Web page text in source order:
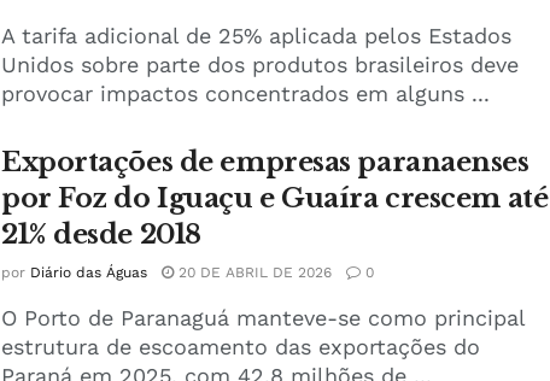
A tarifa adicional de 25% aplicada pelos Estados
Unidos sobre parte dos produtos brasileiros deve
provocar impactos concentrados em alguns ...
Exportações de empresas paranaenses
por Foz do Iguaçu e Guaíra crescem até
21% desde 2018
por Diário das Águas 20 DE ABRIL DE 2026 0
O Porto de Paranaguá manteve-se como principal
estrutura de escoamento das exportações do
Paraná em 2025, com 42,8 milhões de ...